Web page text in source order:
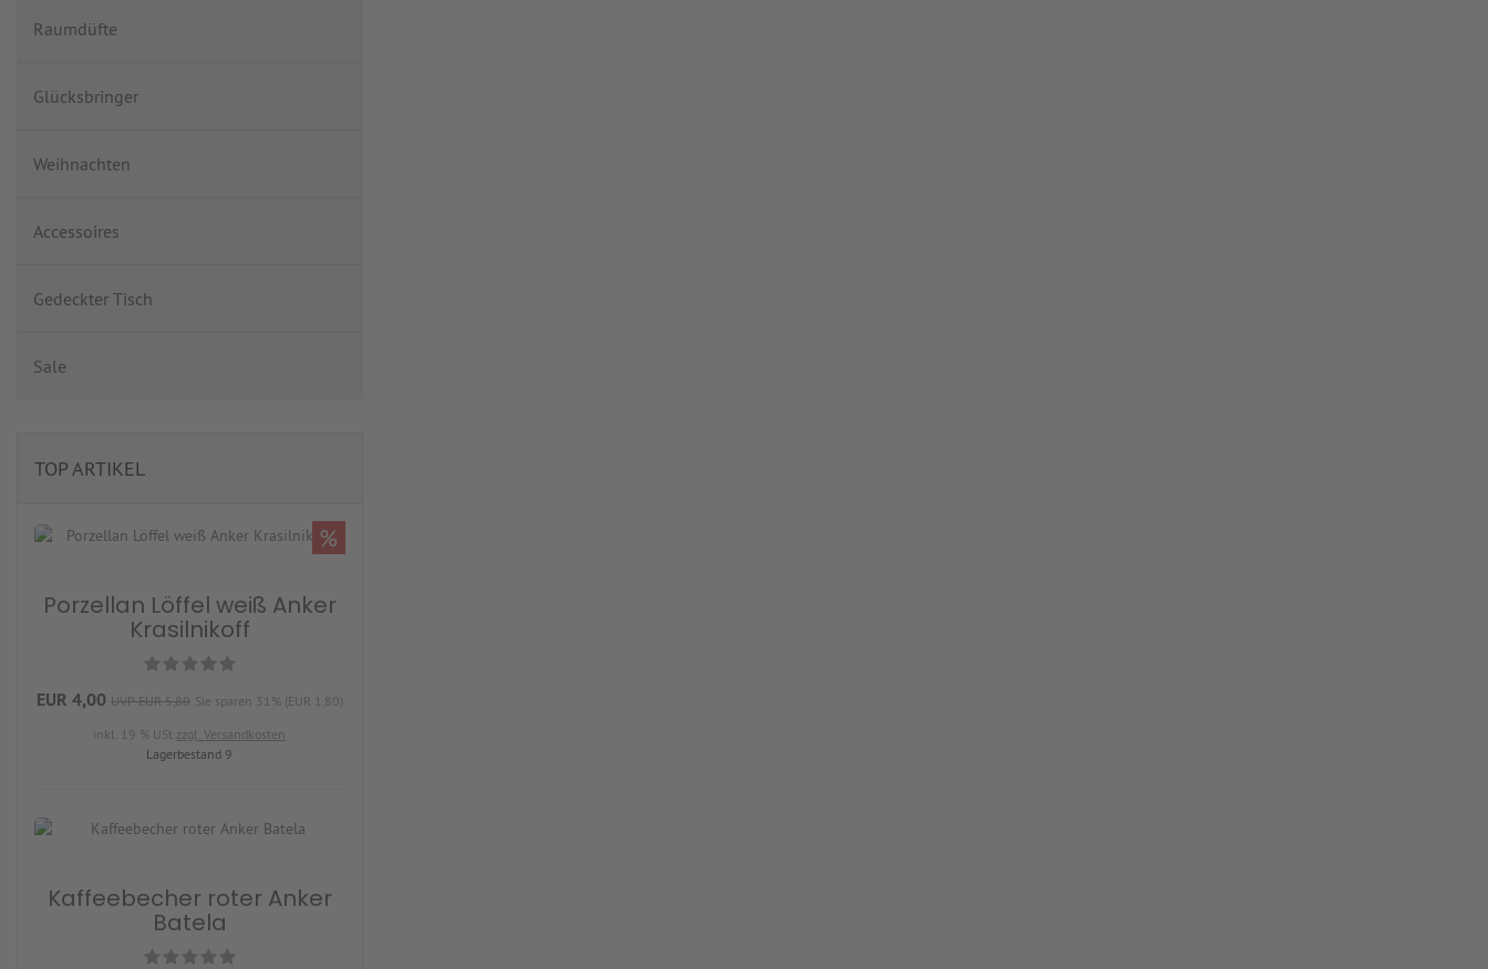
Raumdüfte
Glücksbringer
Weihnachten
Accessoires
Gedeckter Tisch
Sale
TOP ARTIKEL
Porzellan Löffel weiß Anker
Krasilnikoff
EUR 4,00 UVP EUR 5,80 Sie sparen 31% (EUR 1,80)
inkl. 19 % USt zzgl. Versandkosten
Lagerbestand 9
%
Kaffeebecher roter Anker
Batela